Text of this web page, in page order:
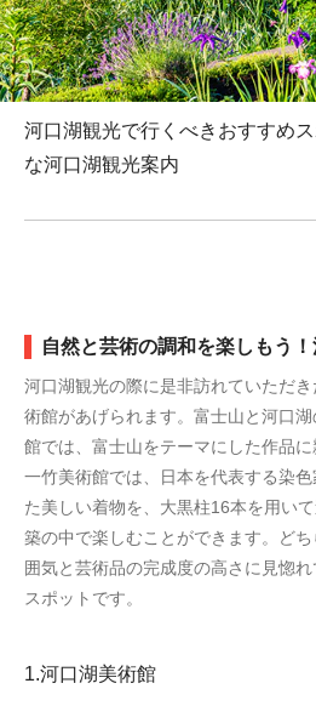
河口湖観光で行くべきおすすめ
な河口湖観光案内
自然と芸術の調和を楽しもう
河口湖観光の際に是非訪れていただ
術館があげられます。富士山と河口
館では、富士山をテーマにした作品
一竹美術館では、日本を代表する染
た美しい着物を、大黒柱16本を用い
築の中で楽しむことができます。ど
囲気と芸術品の完成度の高さに見惚
スポットです。
1.河口湖美術館